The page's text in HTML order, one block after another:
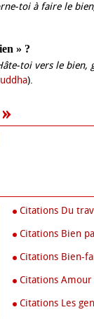
toi à faire le
» ?
toi vers le bien,
).
Citations Du
Citations Bien
Citations Bien-
Citations
Citations Les